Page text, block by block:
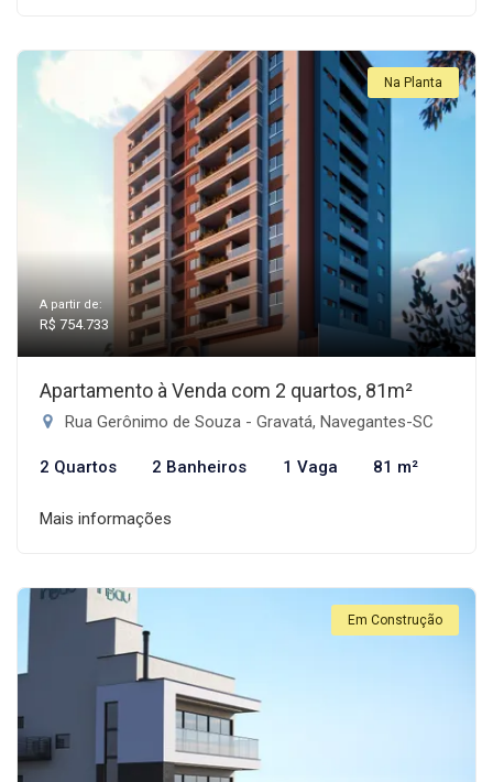
Na Planta
A partir de:
R$ 754.733
Apartamento à Venda com 2 quartos, 81m²
Rua Gerônimo de Souza - Gravatá, Navegantes-SC
2 Quartos 2 Banheiros 1 Vaga 81 m²
Mais informações
Em Construção